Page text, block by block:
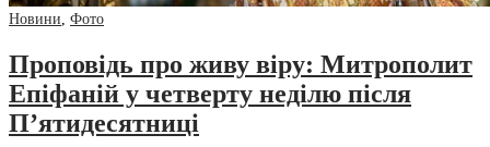
Новини, Фото
Проповідь про живу віру: Митрополит
Епіфаній у четверту неділю після
П’ятидесятниці